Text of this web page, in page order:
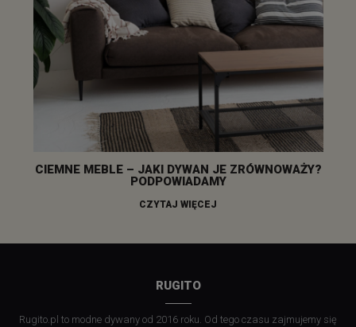
CIEMNE MEBLE – JAKI DYWAN JE ZRÓWNOWAŻY?
PODPOWIADAMY
CZYTAJ WIĘCEJ
RUGITO
Rugito.pl to modne dywany od 2016 roku. Od tego czasu zajmujemy się